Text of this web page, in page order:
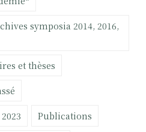
symposia 2014, 2016,
et thèses
Publications